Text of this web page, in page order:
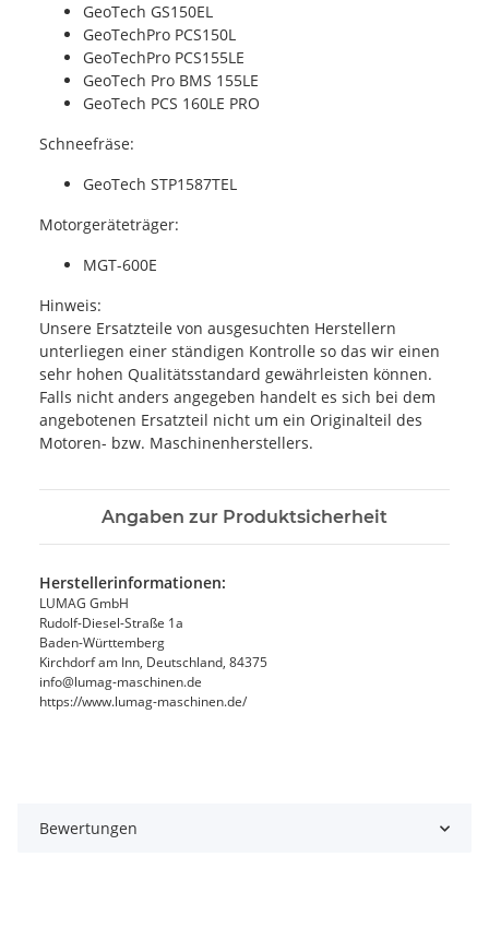
GeoTech GS150EL
GeoTechPro PCS150L
GeoTechPro PCS155LE
GeoTech Pro BMS 155LE
GeoTech PCS 160LE PRO
Schneefräse:
GeoTech STP1587TEL
Motorgeräteträger:
MGT-600E
Hinweis:
Unsere Ersatzteile von ausgesuchten Herstellern
unterliegen einer ständigen Kontrolle so das wir einen
sehr hohen Qualitätsstandard gewährleisten können.
Falls nicht anders angegeben handelt es sich bei dem
angebotenen Ersatzteil nicht um ein Originalteil des
Motoren- bzw. Maschinenherstellers.
Angaben zur Produktsicherheit
Herstellerinformationen:
LUMAG GmbH
Rudolf-Diesel-Straße 1a
Baden-Württemberg
Kirchdorf am Inn, Deutschland, 84375
info@lumag-maschinen.de
https://www.lumag-maschinen.de/
Bewertungen